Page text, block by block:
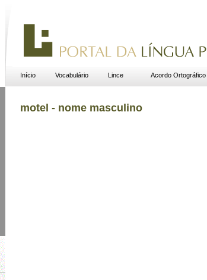
Início Vocabulário Lince Acordo Ortográfico
motel - nome masculino